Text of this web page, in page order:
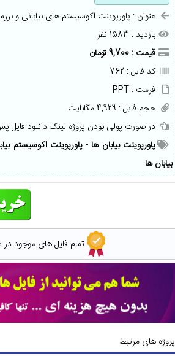
عنوان : پاورپوینت اکوسیستم های بیابانی و
بازدید : 1583 نفر
قیمت : 9,700 تومان
کد فایل : 762
فرمت : PPT
حجم فایل : 4,929 مگابایت
در صورت پولی بودن پروژه لینک دانلود فایل
پاورپوینت بیابان ها -پاورپوینت اکوسیستم
بیابان ها
تمام فایل های موجود
پروژه های مرتبط